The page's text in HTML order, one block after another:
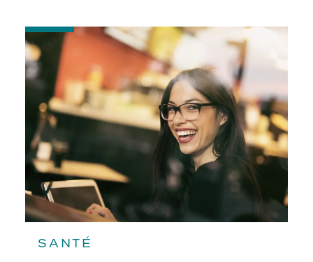
SANTÉ
-
Bien
entretenir
ses
lunettes